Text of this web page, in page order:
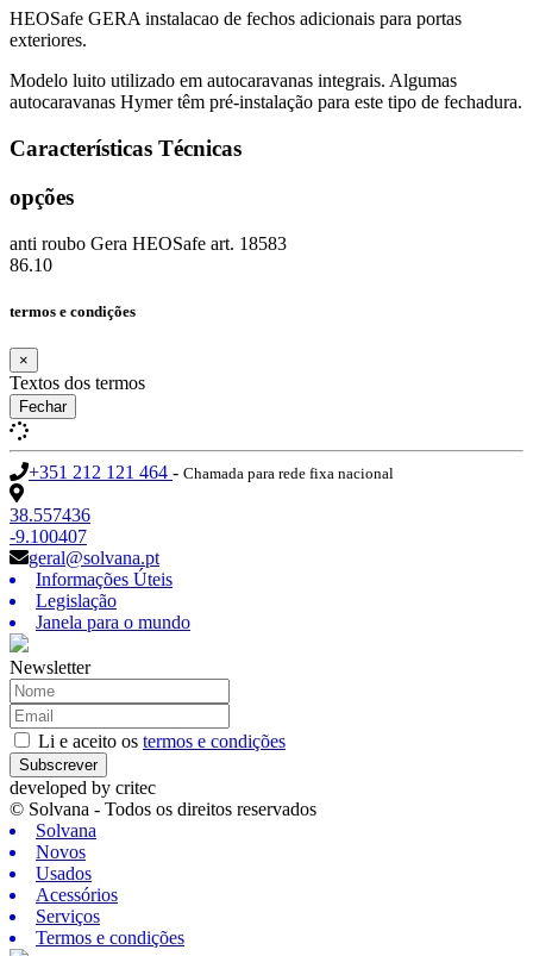
HEOSafe GERA instalacao de fechos adicionais para portas
exteriores.
Modelo luito utilizado em autocaravanas integrais. Algumas
autocaravanas Hymer têm pré-instalação para este tipo de fechadura.
Características Técnicas
opções
anti roubo Gera HEOSafe art. 18583
86.10
termos e condições
×
Textos dos termos
Fechar
+351 212 121 464 - Chamada para rede fixa nacional
38.557436
-9.100407
geral@solvana.pt
Informações Úteis
Legislação
Janela para o mundo
Newsletter
Li e aceito os termos e condições
Subscrever
developed by critec
© Solvana - Todos os direitos reservados
Solvana
Novos
Usados
Acessórios
Serviços
Termos e condições